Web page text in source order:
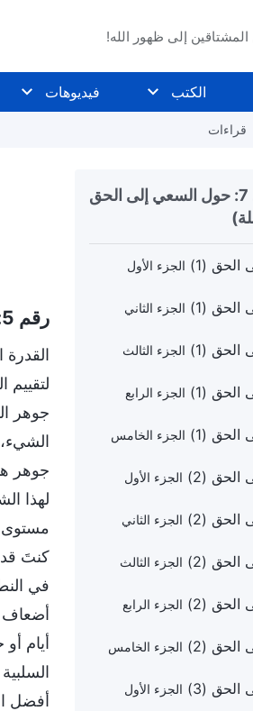
إلى ظهور الله!
الكتب فيديوهات
قراءات
الكلمة، المجلد 7: حول السعي إلى الحق
الحق (1) الجزء الأول
الحق (1) الجزء الثاني
الحق (1) الجزء الثالث
الحق (1) الجزء الرابع
الحق (1) الجزء الخامس
الحق (2) الجزء الأول
الحق (2) الجزء الثاني
الحق (2) الجزء الثالث
الحق (2) الجزء الرابع
الحق (2) الجزء الخامس
الحق (3) الجزء الأول
رقم 5: القدرة المعرفية
جوهر
جوهر
لهذا
مستوى
كنتَ
في
أضعاف
أيام
أفضل